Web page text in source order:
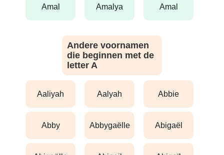
amal amalya amal
Andere voornamen
die beginnen met de
letter A
aaliyah aalyah abbie
abby abbygaëlle abigaël